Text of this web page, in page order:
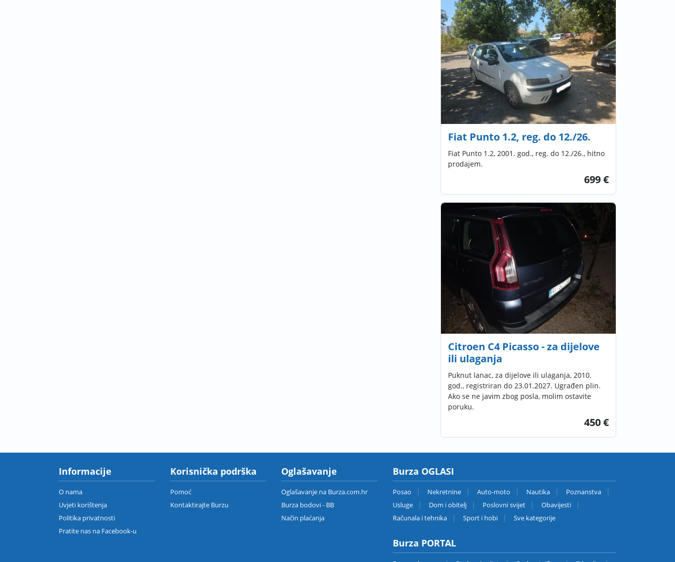
Fiat Punto 1.2, reg. do 12./26.
Fiat Punto 1.2, 2001. god., reg. do 12./26., hitno
prodajem.
699 €
Citroen C4 Picasso - za dijelove
ili ulaganja
Puknut lanac, za dijelove ili ulaganja, 2010.
god., registriran do 23.01.2027. Ugrađen plin.
Ako se ne javim zbog posla, molim ostavite
poruku.
450 €
Informacije
O nama
Uvjeti korištenja
Politika privatnosti
Pratite nas na Facebook-u
Korisnička podrška
Pomoć
Kontaktirajte Burzu
Oglašavanje
Oglašavanje na Burza.com.hr
Burza bodovi - BB
Način plaćanja
Burza OGLASI
Posao Nekretnine Auto-moto Nautika
Poznanstva
Usluge
Dom i obitelj Poslovni svijet
Obavijesti
Računala i tehnika
Sport i hobi Sve kategorije
Burza PORTAL